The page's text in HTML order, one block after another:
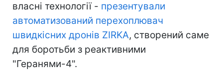
власні технології - презентували
автоматизований перехоплювач
швидкісних дронів ZIRKA, створений саме
для боротьби з реактивними
"Геранями-4".